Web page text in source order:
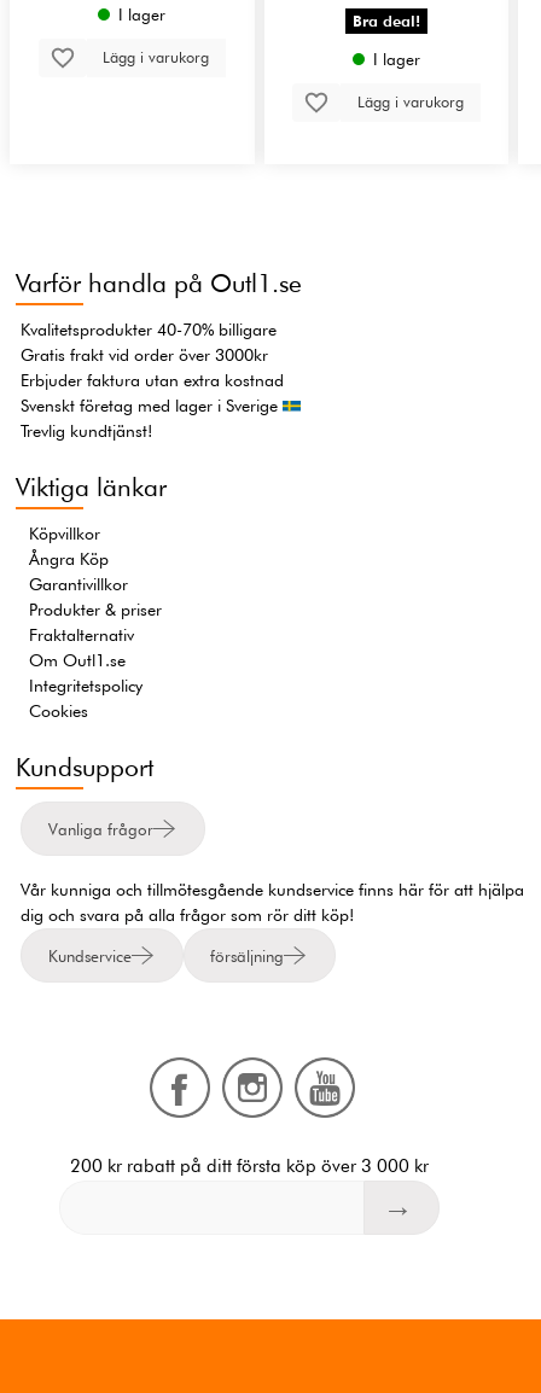
I lager
Lägg i varukorg
Bra deal!
I lager
Lägg i varukorg
Varför handla på Outl1.se
Kvalitetsprodukter 40-70% billigare
Gratis frakt vid order över 3000kr
Erbjuder faktura utan extra kostnad
Svenskt företag med lager i Sverige
Trevlig kundtjänst!
Viktiga länkar
Köpvillkor
Ångra Köp
Garantivillkor
Produkter & priser
Fraktalternativ
Om Outl1.se
Integritetspolicy
Cookies
Kundsupport
Vanliga frågor
Vår kunniga och tillmötesgående kundservice finns här för att hjälpa
dig och svara på alla frågor som rör ditt köp!
Kundservice försäljning
200 kr rabatt på ditt första köp över 3 000 kr